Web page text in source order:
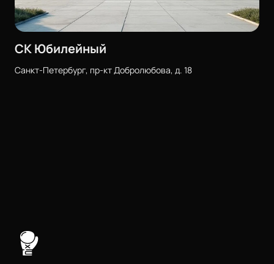
СК Юбилейный
Санкт-Петербург, пр-кт Добролюбова, д. 18